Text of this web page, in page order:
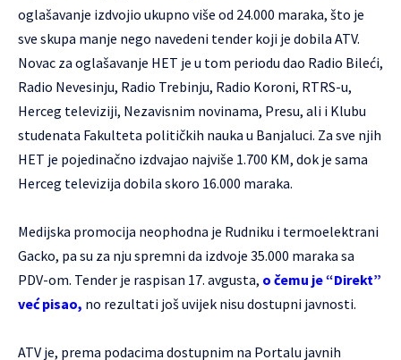
oglašavanje izdvojio ukupno više od 24.000 maraka, što je
sve skupa manje nego navedeni tender koji je dobila ATV.
Novac za oglašavanje HET je u tom periodu dao Radio Bileći,
Radio Nevesinju, Radio Trebinju, Radio Koroni, RTRS-u,
Herceg televiziji, Nezavisnim novinama, Presu, ali i Klubu
studenata Fakulteta političkih nauka u Banjaluci. Za sve njih
HET je pojedinačno izdvajao najviše 1.700 KM, dok je sama
Herceg televizija dobila skoro 16.000 maraka.
Medijska promocija neophodna je Rudniku i termoelektrani
Gacko, pa su za nju spremni da izdvoje 35.000 maraka sa
PDV-om. Tender je raspisan 17. avgusta, o čemu je “Direkt”
već pisao, no rezultati još uvijek nisu dostupni javnosti.
ATV je, prema podacima dostupnim na Portalu javnih